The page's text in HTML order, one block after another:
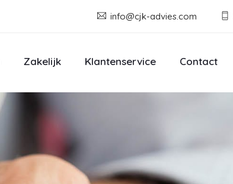
info@cjk-advies.com
Zakelijk Klantenservice Contact